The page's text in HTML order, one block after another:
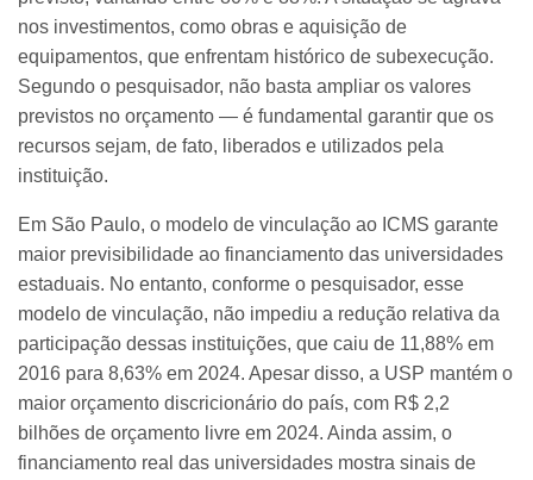
nos investimentos, como obras e aquisição de
equipamentos, que enfrentam histórico de subexecução.
Segundo o pesquisador, não basta ampliar os valores
previstos no orçamento — é fundamental garantir que os
recursos sejam, de fato, liberados e utilizados pela
instituição.
Em São Paulo, o modelo de vinculação ao ICMS garante
maior previsibilidade ao financiamento das universidades
estaduais. No entanto, conforme o pesquisador, esse
modelo de vinculação, não impediu a redução relativa da
participação dessas instituições, que caiu de 11,88% em
2016 para 8,63% em 2024. Apesar disso, a USP mantém o
maior orçamento discricionário do país, com R$ 2,2
bilhões de orçamento livre em 2024. Ainda assim, o
financiamento real das universidades mostra sinais de